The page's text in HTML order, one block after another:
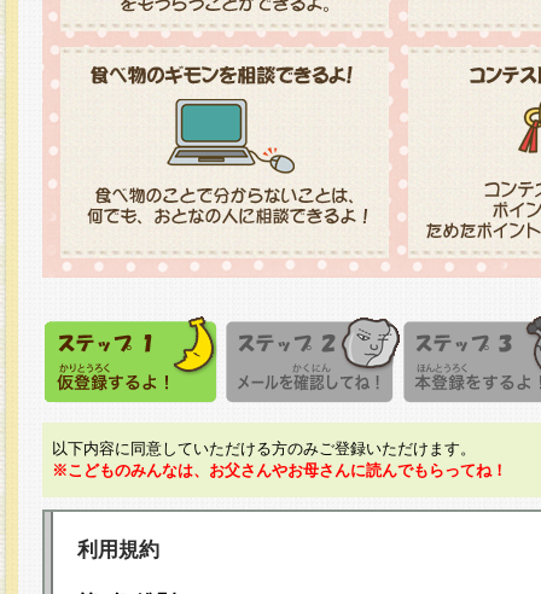
以下内容に同意していただける方のみご登録いただけます。
※こどものみんなは、お父さんやお母さんに読んでもらってね！
利用規約